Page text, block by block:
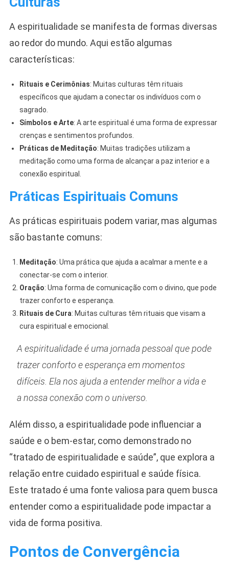
A espiritualidade se manifesta de formas diversas
ao redor do mundo. Aqui estão algumas
características:
Rituais e Cerimônias: Muitas culturas têm rituais
específicos que ajudam a conectar os indivíduos com o
sagrado.
Símbolos e Arte: A arte espiritual é uma forma de expressar
crenças e sentimentos profundos.
Práticas de Meditação: Muitas tradições utilizam a
meditação como uma forma de alcançar a paz interior e a
conexão espiritual.
Práticas Espirituais Comuns
As práticas espirituais podem variar, mas algumas
são bastante comuns:
Meditação: Uma prática que ajuda a acalmar a mente e a
conectar-se com o interior.
Oração: Uma forma de comunicação com o divino, que pode
trazer conforto e esperança.
Rituais de Cura: Muitas culturas têm rituais que visam a
cura espiritual e emocional.
A espiritualidade é uma jornada pessoal que pode
trazer conforto e esperança em momentos
difíceis. Ela nos ajuda a entender melhor a vida e
a nossa conexão com o universo.
Além disso, a espiritualidade pode influenciar a
saúde e o bem-estar, como demonstrado no
“tratado de espiritualidade e saúde”, que explora a
relação entre cuidado espiritual e saúde física.
Este tratado é uma fonte valiosa para quem busca
entender como a espiritualidade pode impactar a
vida de forma positiva.
Pontos de Convergência